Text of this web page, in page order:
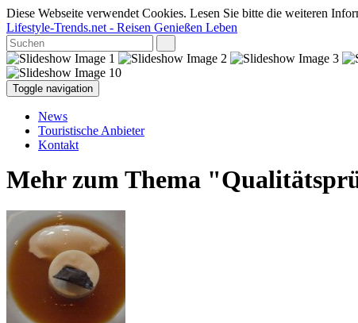
Diese Webseite verwendet Cookies. Lesen Sie bitte die weiteren
Lifestyle-Trends.net - Reisen Genießen Leben
Toggle navigation
News
Touristische Anbieter
Kontakt
Mehr zum Thema